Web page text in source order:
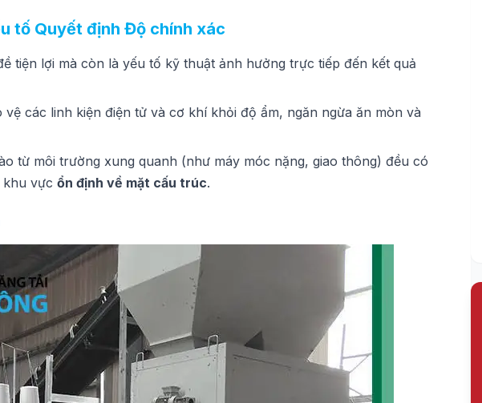
tố Quyết định Độ chính xác
tiện lợi mà còn là yếu tố kỹ thuật ảnh hưởng trực tiếp đến kết quả
vệ các linh kiện điện tử và cơ khí khỏi độ ẩm, ngăn ngừa ăn mòn và
từ môi trường xung quanh (như máy móc nặng, giao thông) đều có
khu vực ổn định về mặt cấu trúc.